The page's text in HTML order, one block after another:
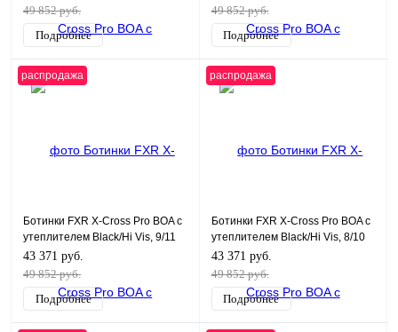
49 852 руб.
Подробнее
49 852 руб.
Подробнее
распродажа
Ботинки FXR X-Cross Pro BOA с
утеплителем Black/Hi Vis, 9/11
43 371 руб.
49 852 руб.
Подробнее
распродажа
Ботинки FXR X-Cross Pro BOA с
утеплителем Black/Hi Vis, 8/10
43 371 руб.
49 852 руб.
Подробнее